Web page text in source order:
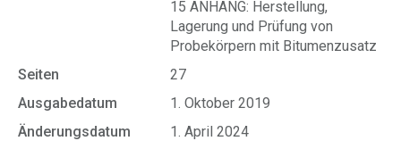
15 ANHANG: Herstellung,
Lagerung und Prüfung von
Probekörpern mit Bitumenzusatz
Seiten
27
Ausgabedatum
1. Oktober 2019
Änderungsdatum
1. April 2024